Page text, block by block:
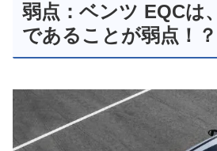
弱点：ベンツ EQCは
であることが弱点！？